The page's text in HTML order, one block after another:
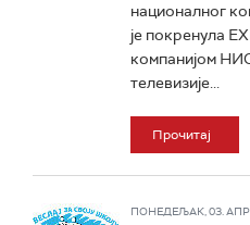
националног
је покренула
компанијом
телевизије...
Прочитај
ПОНЕДЕЉАК, 03. АПР